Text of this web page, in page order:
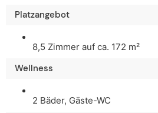
Platzangebot
8,5 Zimmer auf ca. 172 m²
Wellness
2 Bäder, Gäste-WC